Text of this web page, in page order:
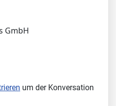
GmbH
um der Konversation